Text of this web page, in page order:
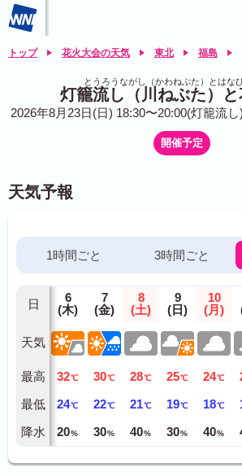
トップ 花火大会の天気 東北 福島
とうろうながし（かわねぶた）とはな
灯籠流し（川ねぶた）
2026年8月23日(日) 18:30〜20:00(灯籠流
開催予定
天気予報
1時間ごと 3時間ごと
日
天気
最高
最低
降水
6
(木)
32℃
24℃
20%
7
(金)
30℃
22℃
30%
8
(土)
28℃
21℃
40%
9
(日)
25℃
19℃
30%
10
(月)
24℃
18℃
40%